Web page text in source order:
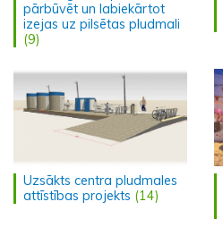
pārbūvēt un labiekārtot
izejas uz pilsētas pludmali
(9)
Uzsākts centra pludmales
attīstības projekts (14)